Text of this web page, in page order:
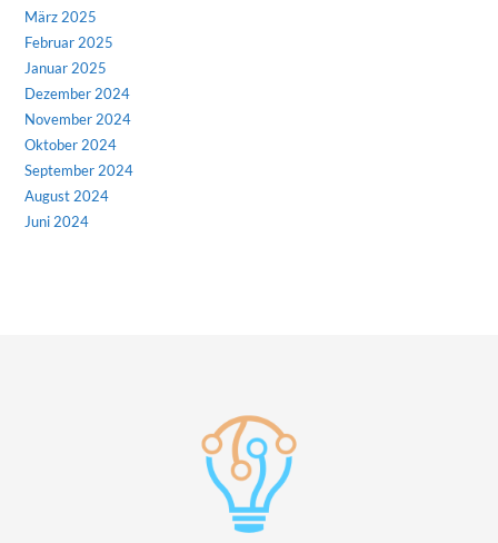
März 2025
Februar 2025
Januar 2025
Dezember 2024
November 2024
Oktober 2024
September 2024
August 2024
Juni 2024